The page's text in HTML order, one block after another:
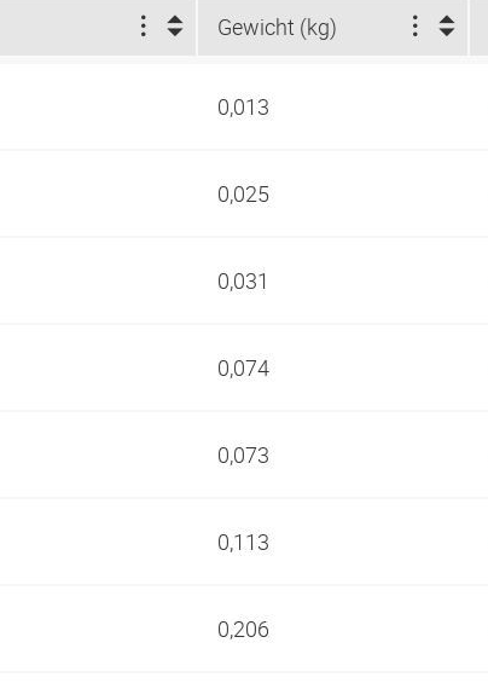
Gewicht (kg)
0,013
0,025
0,031
0,074
0,073
0,113
0,206